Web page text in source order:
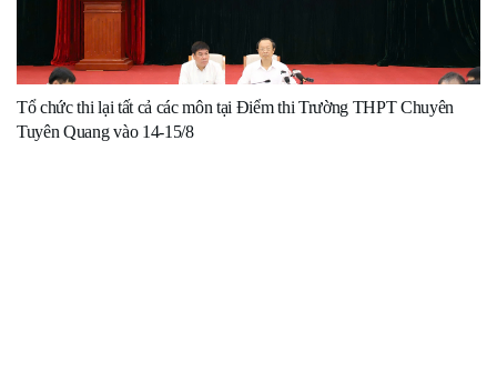
Tổ chức thi lại tất cả các môn tại Điểm thi Trường THPT Chuyên
Tuyên Quang vào 14-15/8